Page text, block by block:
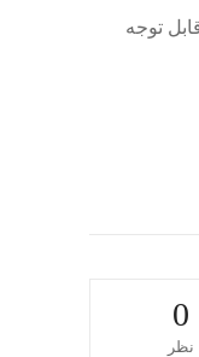
دلار قابل توجه
0
نظر